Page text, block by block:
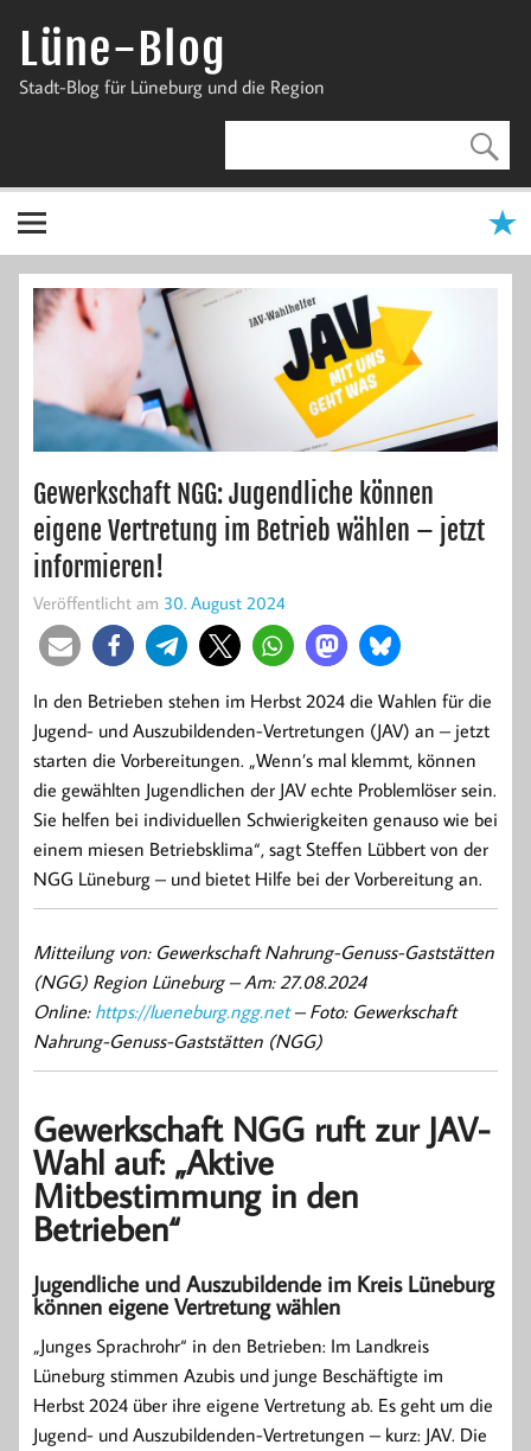
InhaltLüne-Blog
Stadt-Blog für Lüneburg und die Region
Gewerkschaft NGG: Jugendliche können
eigene Vertretung im Betrieb wählen – jetzt
informieren!
Veröffentlicht am 30. August 2024
In den Betrieben stehen im Herbst 2024 die Wahlen für die
Jugend- und Auszubildenden-Vertretungen (JAV) an – jetzt
starten die Vorbereitungen. „Wenn’s mal klemmt, können
die gewählten Jugendlichen der JAV echte Problemlöser sein.
Sie helfen bei individuellen Schwierigkeiten genauso wie bei
einem miesen Betriebsklima“, sagt Steffen Lübbert von der
NGG Lüneburg – und bietet Hilfe bei der Vorbereitung an.
Mitteilung von: Gewerkschaft Nahrung-Genuss-Gaststätten
(NGG) Region Lüneburg –Am: 27.08.2024
Online: https://lueneburg.ngg.net– Foto: Gewerkschaft
Nahrung-Genuss-Gaststätten (NGG)
Gewerkschaft NGG ruft zur JAV-
Wahl auf: „Aktive
Mitbestimmung in den
Betrieben“
Jugendliche und Auszubildende im Kreis Lüneburg
können eigene Vertretung wählen
„Junges Sprachrohr“ in den Betrieben: Im Landkreis
Lüneburg stimmen Azubis und junge Beschäftigte im
Herbst 2024 über ihre eigene Vertretung ab. Es geht um die
Jugend- und Auszubildenden-Vertretungen – kurz: JAV. Die